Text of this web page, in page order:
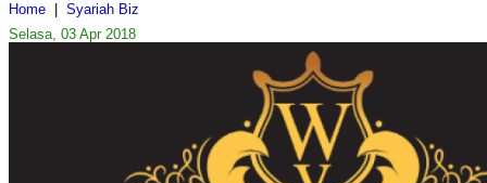
Home
Syariah Biz
Selasa, 03 Apr 2018